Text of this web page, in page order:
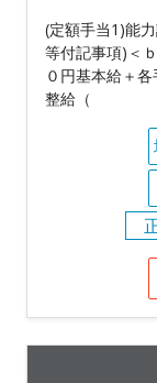
(定額手当1)能
等付記事項)＜
０円基本給＋
整給（